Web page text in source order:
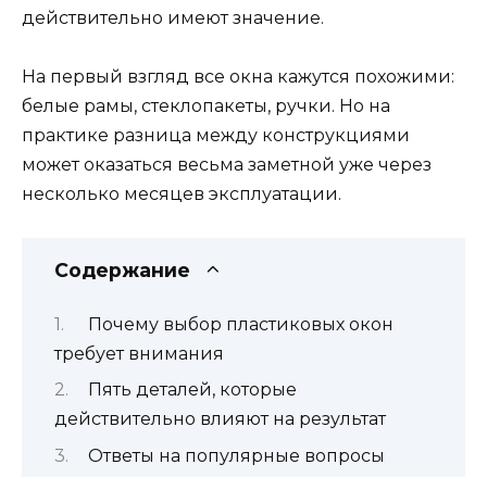
действительно имеют значение.
На первый взгляд все окна кажутся похожими:
белые рамы, стеклопакеты, ручки. Но на
практике разница между конструкциями
может оказаться весьма заметной уже через
несколько месяцев эксплуатации.
Содержание
Почему выбор пластиковых окон
требует внимания
Пять деталей, которые
действительно влияют на результат
Ответы на популярные вопросы